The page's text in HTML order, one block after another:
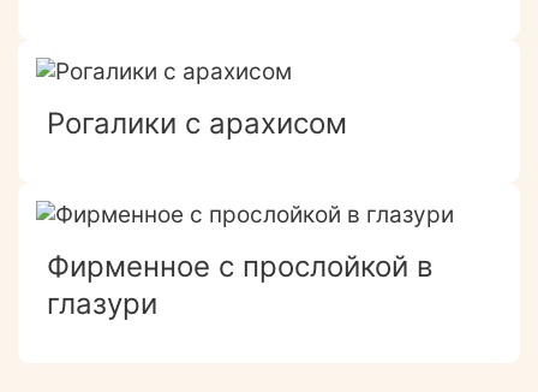
Рогалики с арахисом
Фирменное с прослойкой в
глазури